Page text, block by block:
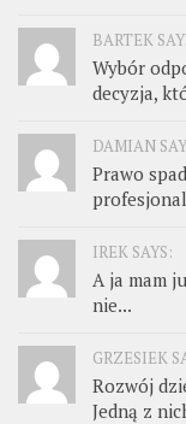
BARTEK
Wybór
decyzja,
DAMIAN
Prawo
IREK SAYS:
A ja mam
nie...
GRZESIEK
Rozwój
Jedną z